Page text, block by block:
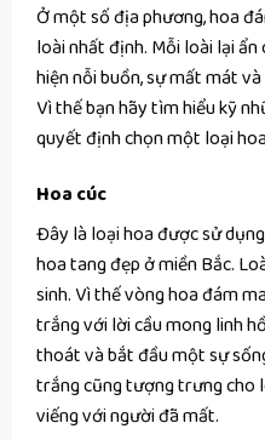
Ở một số địa phương, hoa
loài nhất định. Mỗi loài lại
hiện nỗi buồn, sự mất mát
Vì thế bạn hãy tìm hiểu kỹ
quyết định chọn một loại
Hoa cúc
Đây là loại hoa được sử
hoa tang đẹp ở miền Bắc.
sinh. Vì thế vòng hoa đám
trắng với lời cầu mong linh
thoát và bắt đầu một sự
trắng cũng tượng trưng cho
viếng với người đã mất.